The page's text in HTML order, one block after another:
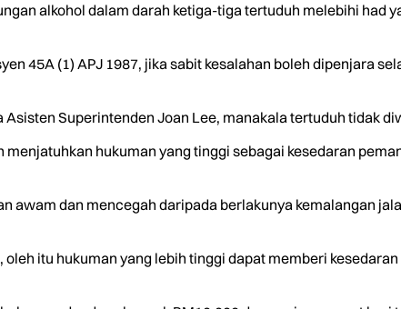
alkohol dalam darah ketiga-tiga tertuduh melebihi had
45A (1) APJ 1987, jika sabit kesalahan boleh dipenjara
Superintenden Joan Lee, manakala tertuduh tidak
hukuman yang tinggi sebagai kesedaran
awam dan mencegah daripada berlakunya kemalangan
oleh itu hukuman yang lebih tinggi dapat memberi